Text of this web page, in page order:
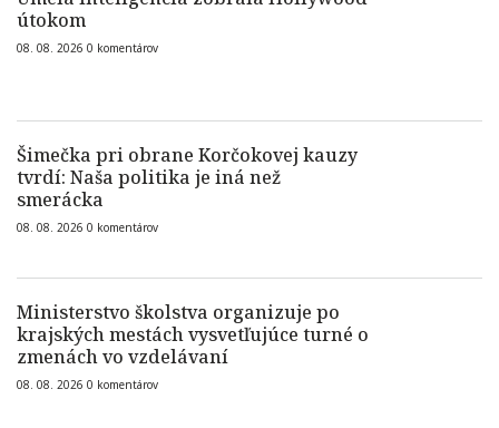
útokom
08. 08. 2026 0 komentárov
Šimečka pri obrane Korčokovej kauzy
tvrdí: Naša politika je iná než
smerácka
08. 08. 2026 0 komentárov
Ministerstvo školstva organizuje po
krajských mestách vysvetľujúce turné o
zmenách vo vzdelávaní
08. 08. 2026 0 komentárov